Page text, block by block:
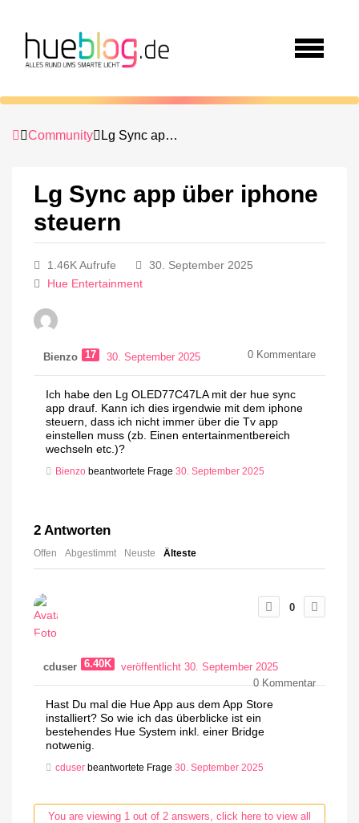
Community Lg Sync app über iphone steuern
Lg Sync app über iphone
steuern
1.46K Aufrufe
30. September 2025
Hue Entertainment
Bienzo 17 30. September 2025 0 Kommentare
Ich habe den Lg OLED77C47LA mit der hue sync
app drauf. Kann ich dies irgendwie mit dem iphone
steuern, dass ich nicht immer über die Tv app
einstellen muss (zb. Einen entertainmentbereich
wechseln etc.)?
Bienzo beantwortete Frage 30. September 2025
2 Antworten
Offen Abgestimmt Neuste Älteste
0
cduser 6.40K
veröffentlicht 30. September 2025
0Kommentar
Hast Du mal die Hue App aus dem App Store
installiert? So wie ich das überblicke ist ein
bestehendes Hue System inkl. einer Bridge
notwenig.
cduser beantwortete Frage 30. September 2025
You are viewing 1 out of 2 answers, click here to view all